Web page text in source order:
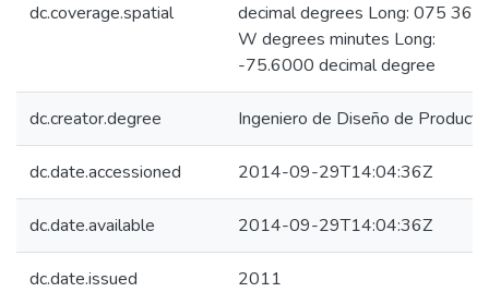
dc.coverage.spatial
decimal degrees Long: 075 36
W degrees minutes Long:
-75.6000 decimal degree
dc.creator.degree Ingeniero de Diseño de Producto
dc.date.accessioned 2014-09-29T14:04:36Z
dc.date.available 2014-09-29T14:04:36Z
dc.date.issued 2011